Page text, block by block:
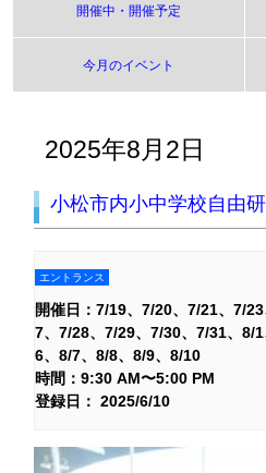
開催中・開催予定
今月のイベント
2025年8月2日
小松市内小中学校自由
エントランス
開催日：7/19 7/20 7/21 7/23
7
7/28 7/29 7/30 7/31 8/1
6
8/7 8/8 8/9
8/10
時間：9:30 AM〜5:00 PM
登録日： 2025/6/10